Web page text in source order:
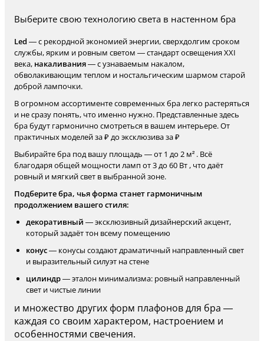
Выберите свою технологию света в настенном бра
Led — с рекордной экономией энергии, сверхдолгим сроком
службы, ярким и ровным светом — стандарт освещения XXI
века, накаливания— с узнаваемым накалом,
обволакивающим теплом и ностальгическим шармом старой
доброй лампочки.
В огромном ассортименте современных бра легко растеряться
и не сразу понять, что именно нужно. Представленные здесь
бра будут гармонично смотреться в вашем интерьере. От
практичных моделей за ₽ до эксклюзива за ₽
Выбирайте бра под вашу площадь — от 1 до 2 м² . Всё
благодаря общей мощности ламп от 3 до 60 Вт , что даёт
ровный и мягкий свет в выбранной зоне.
Подберите бра, чья форма станет гармоничным
продолжением вашего стиля:
декоративный — эксклюзивный дизайнерский акцент,
который задаёт тон всему помещению
конус— конусы создают драматичный направленный свет
и выразительный силуэт на стене
цилиндр— эталон минимализма: ровный направленный
свет и чистые линии
и множество других форм плафонов для бра —
каждая со своим характером, настроением и
особенностями свечения.